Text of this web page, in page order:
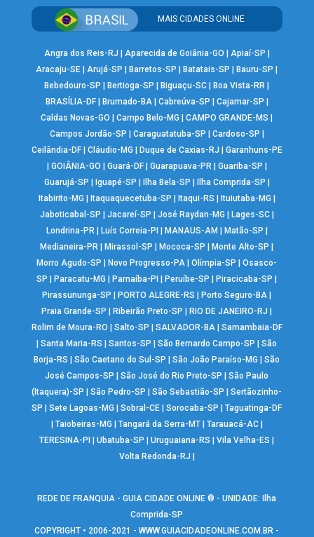
MAIS CIDADES ONLINE
Angra dos Reis-RJ | Aparecida de Goiânia-GO | Apiaí-SP |
Aracaju-SE | Arujá-SP |Barretos-SP |Batatais-SP |Bauru-SP |
Bebedouro-SP |Bertioga-SP |Biguaçu-SC |Boa Vista-RR |
BRASÍLIA-DF| Brumado-BA| Cabreúva-SP | Cajamar-SP |
Caldas Novas-GO |Campo Belo-MG |CAMPO GRANDE-MS |
Campos Jordão-SP | Caraguatatuba-SP | Cardoso-SP |
Ceilândia-DF| Cláudio-MG | Duque de Caxias-RJ | Garanhuns-PE
| GOIÂNIA-GO | Guará-DF| Guarapuava-PR | Guariba-SP |
Guarujá-SP | Iguapé-SP | Ilha Bela-SP | Ilha Comprida-SP |
Itabirito-MG | Itaquaquecetuba-SP | Itaqui-RS | Ituiutaba-MG |
Jaboticabal-SP | Jacareí-SP | José Raydan-MG | Lages-SC|
Londrina-PR | Luís Correia-PI | MANAUS-AM | Matão-SP |
Medianeira-PR |Mirassol-SP |Mococa-SP |Monte Alto-SP |
Morro Agudo-SP |Novo Progresso-PA |Olímpia-SP |Osasco-
SP |Paracatu-MG |Parnaíba-PI |Peruíbe-SP |Piracicaba-SP |
Pirassununga-SP |PORTO ALEGRE-RS |Porto Seguro-BA |
Praia Grande-SP |Ribeirão Preto-SP |RIO DE JANEIRO-RJ |
Rolim de Moura-RO | Salto-SP | SALVADOR-BA| Samambaia-DF
|Santa Maria-RS |Santos-SP |São Bernardo Campo-SP |São
Borja-RS |São Caetano do Sul-SP |São João Paraíso-MG |São
José Campos-SP |São José do Rio Preto-SP |São Paulo
(Itaquera)-SP |São Pedro-SP |São Sebastião-SP |Sertãozinho-
SP |Sete Lagoas-MG |Sobral-CE |Sorocaba-SP |Taguatinga-DF
| Taiobeiras-MG | Tangará da Serra-MT| Tarauacá-AC|
TERESINA-PI |Ubatuba-SP |Uruguaiana-RS |Vila Velha-ES |
Volta Redonda-RJ |
REDE DE FRANQUIA - GUIA CIDADE ONLINE ® - UNIDADE: Ilha
Comprida-SP
COPYRIGHT • 2006-2021 -WWW.GUIACIDADEONLINE.COM.BR -